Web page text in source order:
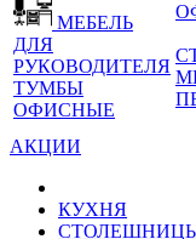
МЕБЕЛЬ
ДЛЯ
РУКОВОДИТЕЛЯ
ТУМБЫ
ОФИСНЫЕ
АКЦИИ
КУХНЯ